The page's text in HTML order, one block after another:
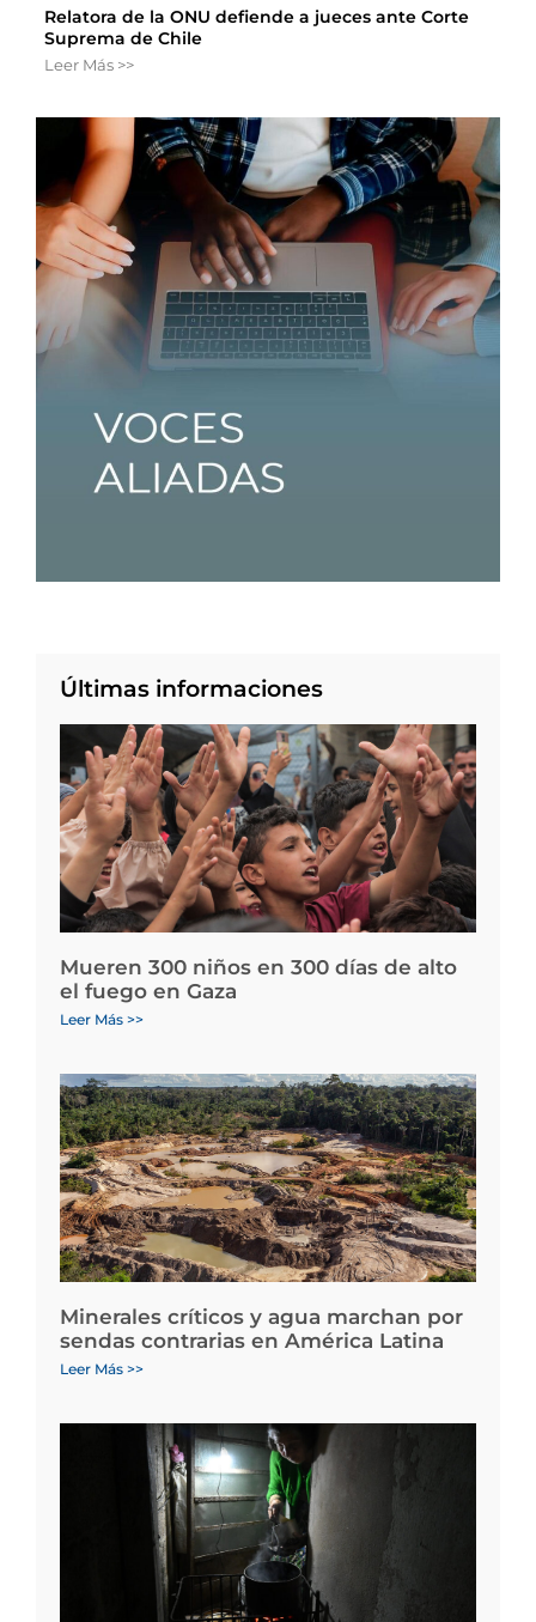
Relatora de la ONU defiende a jueces ante Corte
Suprema de Chile
Leer Más >>
Últimas informaciones
Mueren 300 niños en 300 días de alto
el fuego en Gaza
Leer Más >>
Minerales críticos y agua marchan por
sendas contrarias en América Latina
Leer Más >>